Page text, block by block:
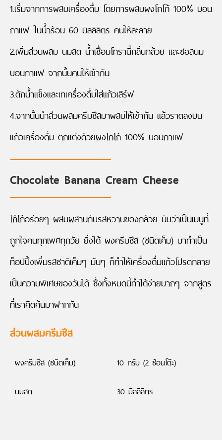
1.เริ่มจากการผสมเครื่องดื่ม โดยการผสมผงโกโก้ 100% บอน
กาแฟ ในน้ำร้อน 60 มิลลิลิตร คนให้ละลาย
2.เพิ่มส่วนผสม นมสด น้ำเชื่อมโทรานี่กลิ่นกล้วย และซอสนม
บอนกาแฟ จากนั้นคนให้เข้ากัน
3.ตักน้ำแข็งและเทเครื่องดื่มใส่แก้วเสิร์ฟ
4.จากนั้นนำส่วนผสมครีมชีสมาผสมให้เข้ากัน แล้วราดลงบน
แก้วเครื่องดื่ม ตกแต่งด้วยผงโกโก้ 100% บอนกาแฟ
Chocolate Banana Cream Cheese
โก้โก้อร่อยๆ ผสมผสานกับรสหวานของกล้วย นับว่าเป็นเมนูที่
ถูกใจคนทุกเพศทุกวัย ยิ่งได้ ผงครีมชีส (ชนิดเค็ม) มาทำเป็น
ท็อปปิ้งเพิ่มรสชาติเค็มๆ มันๆ ก็ทำให้เครื่องดื่มแก้วโปรดกลาย
เป็นความพิเศษของวันได้ ซึ่งทั้งหมดนี้ทำได้ง่ายมากๆ จากสูตร
ที่เราคิดค้นมาฝากกัน
ส่วนผสมครีมชีส
ผงครีมชีส (ชนิดเค็ม) 10 กรัม (2 ช้อนโต๊ะ)
นมสด 30 มิลลิลิตร